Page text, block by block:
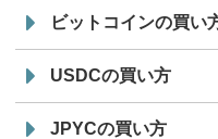
ビットコインの買い
USDCの買い方
JPYCの買い方